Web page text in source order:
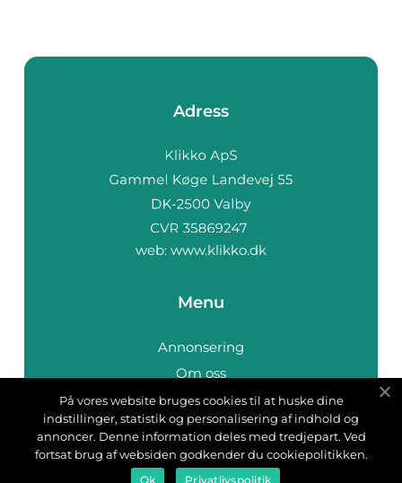
Adress
web: www.klikko.dk
Menu
Annonsering
Om oss
Cookies
Kontakta oss
Sitemap
På vores website bruges cookies til at huske dine
indstillinger, statistik og personalisering af indhold og
annoncer. Denne information deles med tredjepart. Ved
fortsat brug af websiden godkender du cookiepolitikken.
Ok Privatlivspolitik